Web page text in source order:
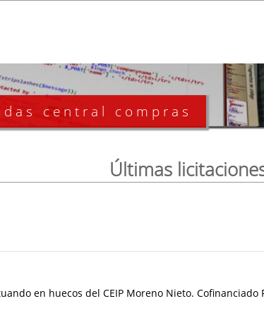
central compras
Últimas
en huecos del CEIP Moreno Nieto. Cofinanciado